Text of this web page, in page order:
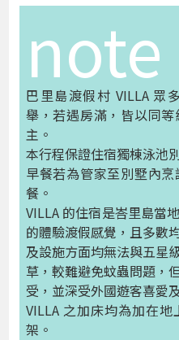
note
巴里島渡假村 VILLA 眾
舉，若遇房滿，皆以同
主。
本行程保證住宿獨棟泳池
早餐若為管家至別墅內
餐。
VILLA 的住宿是峇里島當
的體驗渡假感覺，且多數
及設施方面均無法與五星
草，較難避免蚊蟲問題，
受，並深受外國遊客喜愛
VILLA 之加床均為加在
架。